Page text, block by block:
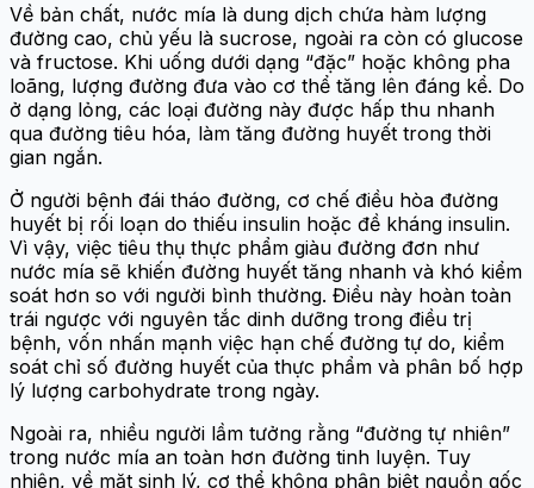
Về bản chất, nước mía là dung dịch chứa hàm lượng
đường cao, chủ yếu là sucrose, ngoài ra còn có glucose
và fructose. Khi uống dưới dạng “đặc” hoặc không pha
loãng, lượng đường đưa vào cơ thể tăng lên đáng kể. Do
ở dạng lỏng, các loại đường này được hấp thu nhanh
qua đường tiêu hóa, làm tăng đường huyết trong thời
gian ngắn.
Ở người bệnh đái tháo đường, cơ chế điều hòa đường
huyết bị rối loạn do thiếu insulin hoặc đề kháng insulin.
Vì vậy, việc tiêu thụ thực phẩm giàu đường đơn như
nước mía sẽ khiến đường huyết tăng nhanh và khó kiểm
soát hơn so với người bình thường. Điều này hoàn toàn
trái ngược với nguyên tắc dinh dưỡng trong điều trị
bệnh, vốn nhấn mạnh việc hạn chế đường tự do, kiểm
soát chỉ số đường huyết của thực phẩm và phân bố hợp
lý lượng carbohydrate trong ngày.
Ngoài ra, nhiều người lầm tưởng rằng “đường tự nhiên”
trong nước mía an toàn hơn đường tinh luyện. Tuy
nhiên, về mặt sinh lý, cơ thể không phân biệt nguồn gốc